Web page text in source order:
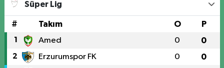
Süper Lig
# Takım O P
1 Amed 0 0
2 Erzurumspor FK 0 0